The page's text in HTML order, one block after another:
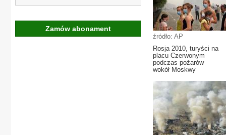
źródło: AP
Rosja 2010, turyści na
placu Czerwonym
podczas pożarów
wokół Moskwy
Zamów abonament